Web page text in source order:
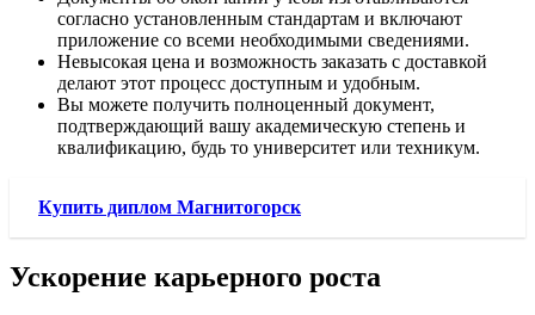
согласно установленным стандартам и включают
приложение со всеми необходимыми сведениями.
Невысокая цена и возможность заказать с доставкой
делают этот процесс доступным и удобным.
Вы можете получить полноценный документ,
подтверждающий вашу академическую степень и
квалификацию, будь то университет или техникум.
Купить диплом Магнитогорск
Ускорение карьерного роста